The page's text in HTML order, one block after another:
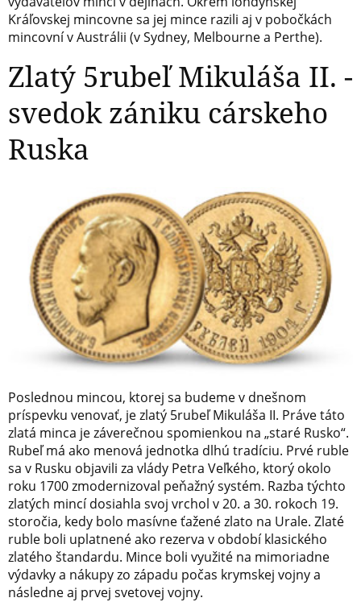
Kráľovskej mincovne sa jej mince razili aj v pobočkách
mincovní v Austrálii (v Sydney, Melbourne a Perthe).
Zlatý 5rubeľ Mikuláša II. -
svedok zániku cárskeho
Ruska
Poslednou mincou, ktorej sa budeme v dnešnom
príspevku venovať, je zlatý 5rubeľ Mikuláša II. Práve táto
zlatá minca je záverečnou spomienkou na „staré Rusko“.
Rubeľ má ako menová jednotka dlhú tradíciu. Prvé ruble
sa v Rusku objavili za vlády Petra Veľkého, ktorý okolo
roku 1700 zmodernizoval peňažný systém. Razba týchto
zlatých mincí dosiahla svoj vrchol v 20. a 30. rokoch 19.
storočia, kedy bolo masívne ťažené zlato na Urale. Zlaté
ruble boli uplatnené ako rezerva v období klasického
zlatého štandardu. Mince boli využité na mimoriadne
výdavky a nákupy zo západu počas krymskej vojny a
následne aj prvej svetovej vojny.